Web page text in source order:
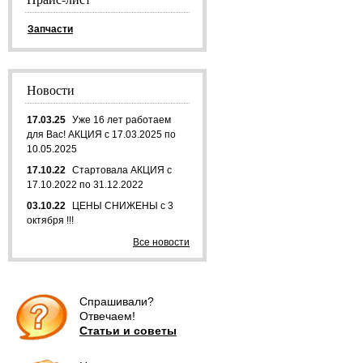
Запчасти
Новости
17.03.25 Уже 16 лет работаем
для Вас! АКЦИЯ с 17.03.2025 по
10.05.2025
17.10.22 Стартовала АКЦИЯ с
17.10.2022 по 31.12.2022
03.10.22
ЦЕНЫ СНИЖЕНЫ с 3
октября !!!
Все новости
Спрашивали?
Отвечаем!
Статьи и советы